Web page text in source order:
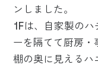
ンしました。
1Fは、自家製の
ーを隔てて厨房・
棚の奥に見えるハ